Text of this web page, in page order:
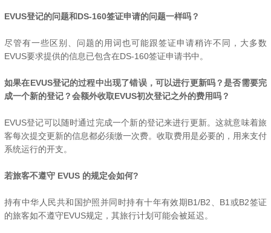
EVUS登记的问题和DS-160签证申请的问题一样吗？
尽管有一些区别、问题的用词也可能跟签证申请稍许不同，大多数
EVUS要求提供的信息已包含在DS-160签证申请书中。
如果在EVUS登记的过程中出现了错误，可以进行更新吗？是否需要完
成一个新的登记？会额外收取EVUS初次登记之外的费用吗？
EVUS登记可以随时通过完成一个新的登记来进行更新。这就意味着旅
客每次提交更新的信息都必须缴一次费。收取费用是必要的，用来支付
系统运行的开支。
若旅客不遵守 EVUS 的规定会如何?
持有中华人民共和国护照并同时持有十年有效期B1/B2、B1或B2签证
的旅客如不遵守EVUS规定，其旅行计划可能会被延迟。